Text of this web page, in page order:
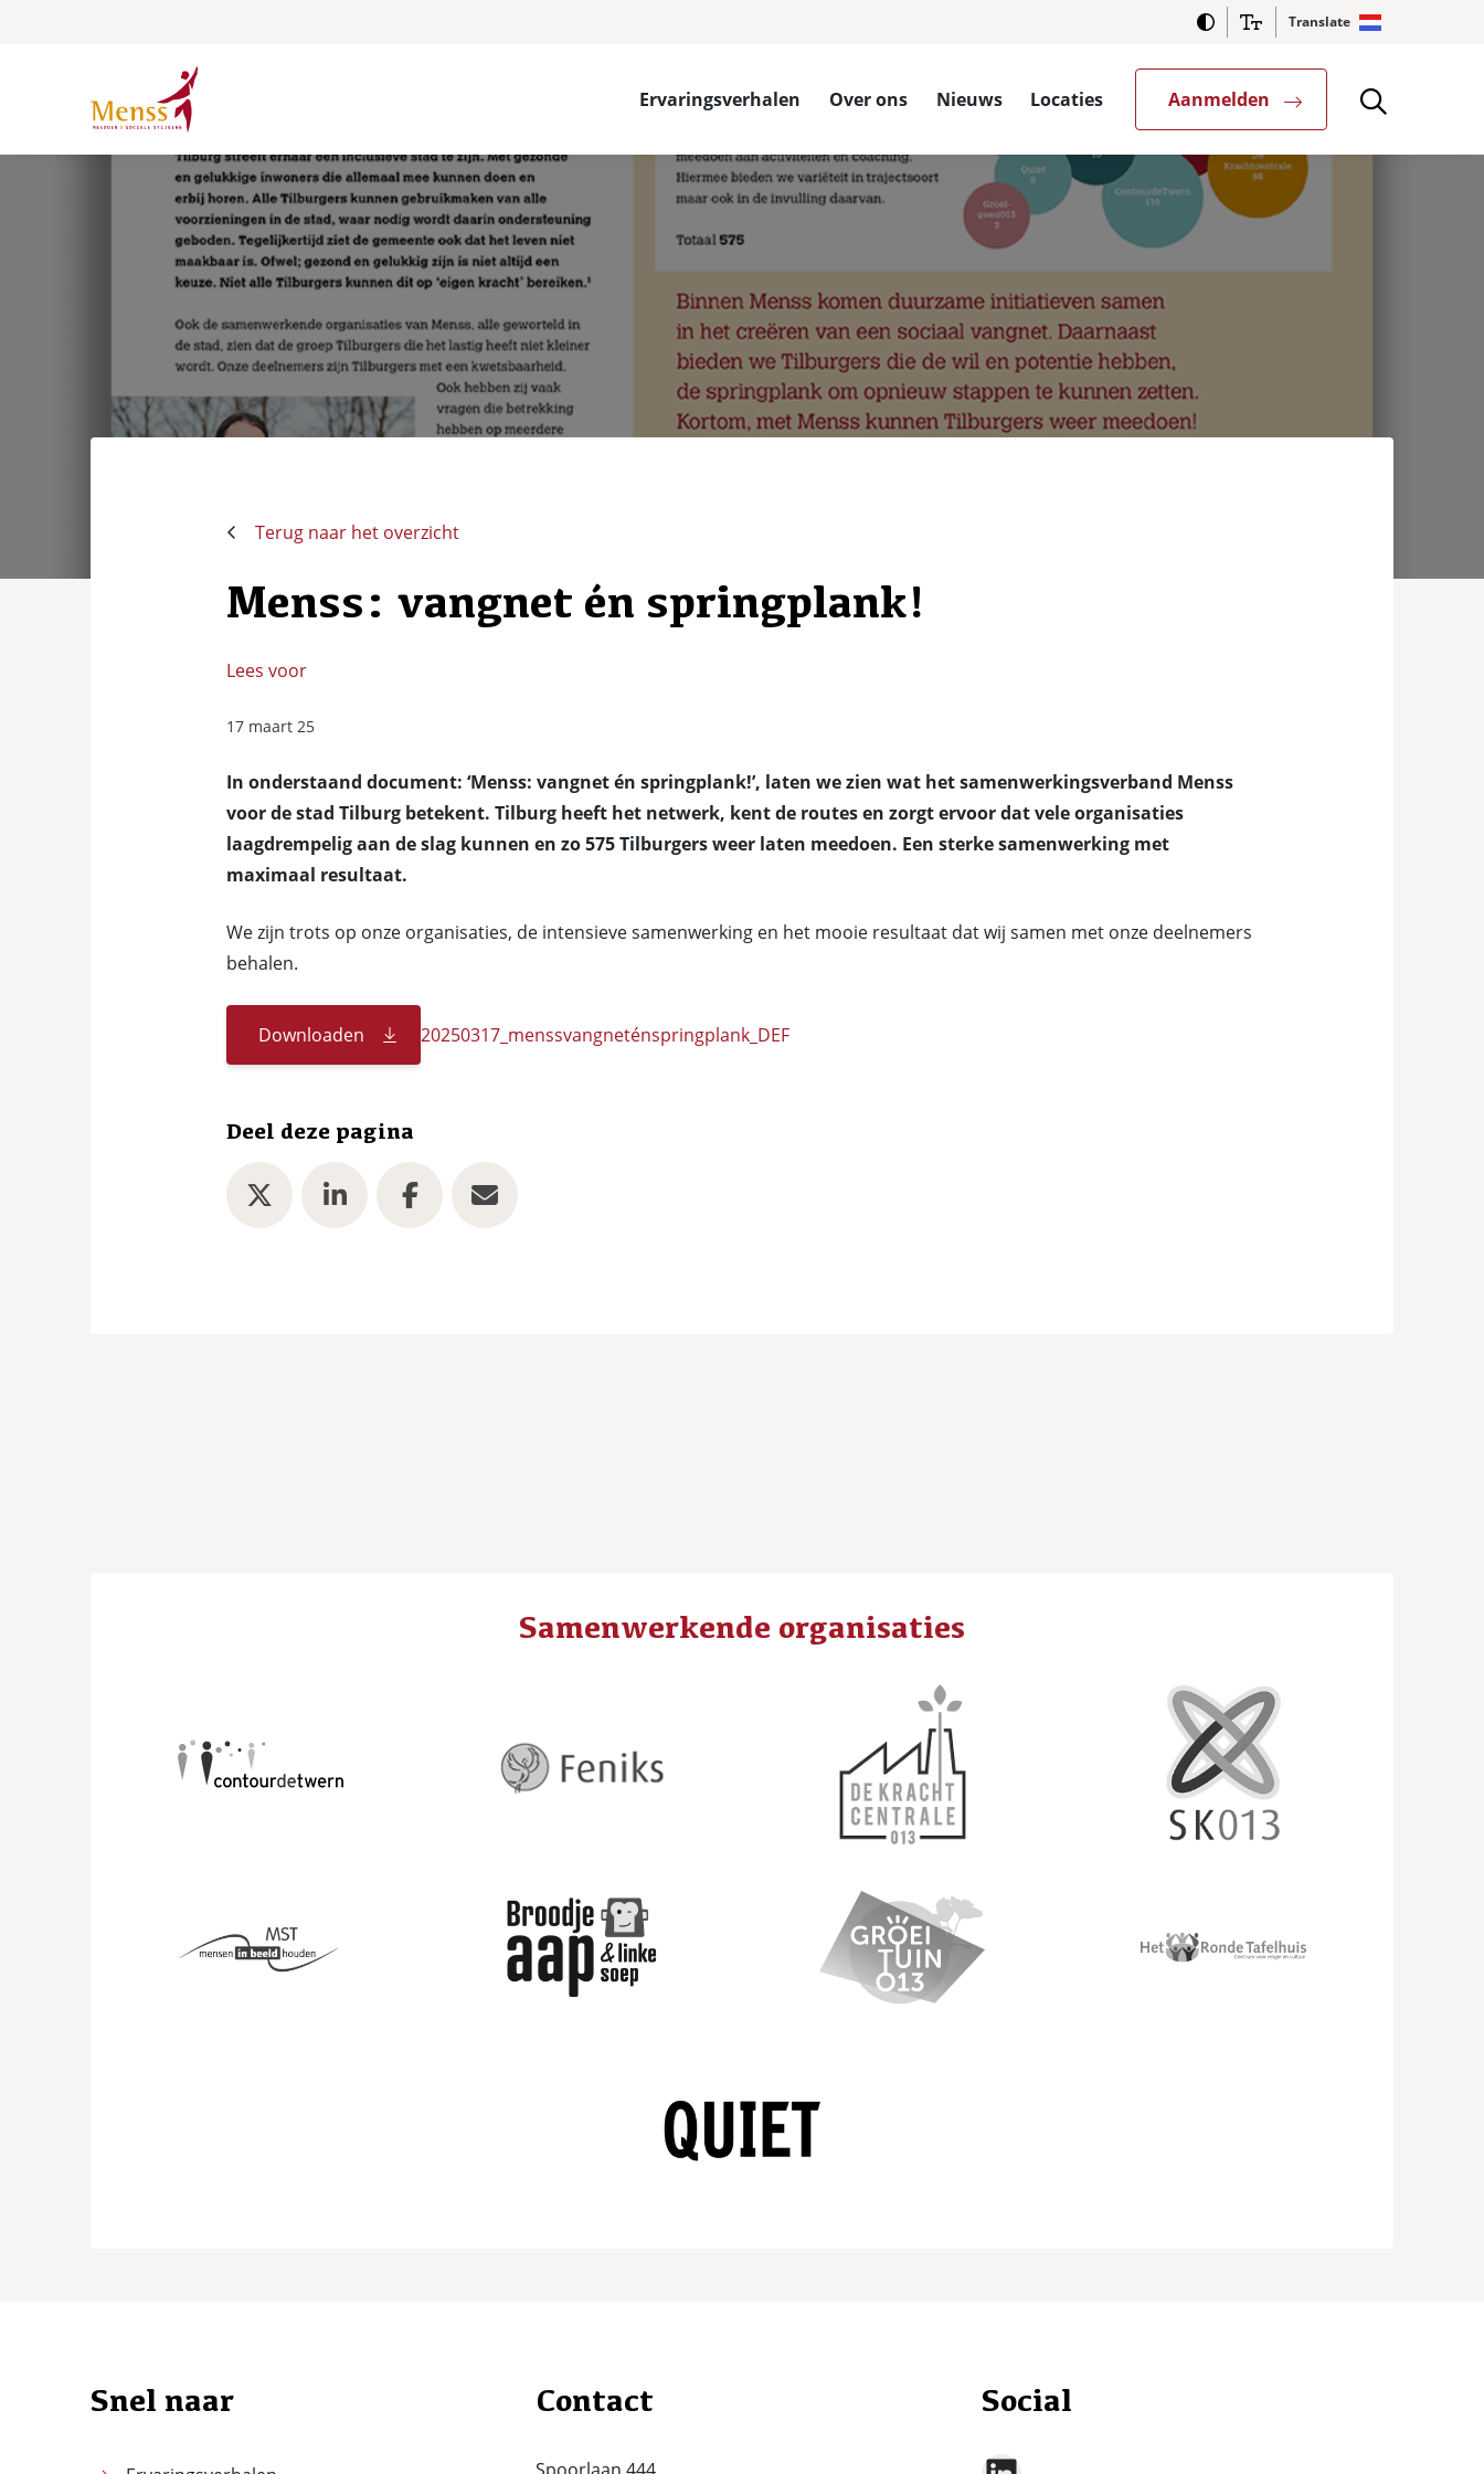
Translate
Ervaringsverhalen Over ons Nieuws Locaties Aanmelden
Terug naar het overzicht
Menss: vangnet én springplank!
Lees voor
17 maart 25
In onderstaand document: ‘Menss: vangnet én springplank!’, laten we zien wat het samenwerkingsverband Menss
voor de stad Tilburg betekent. Tilburg heeft het netwerk, kent de routes en zorgt ervoor dat vele organisaties
laagdrempelig aan de slag kunnen en zo 575 Tilburgers weer laten meedoen. Een sterke samenwerking met
maximaal resultaat.
We zijn trots op onze organisaties, de intensieve samenwerking en het mooie resultaat dat wij samen met onze deelnemers
behalen.
20250317_menssvangneténspringplank_DEF
Downloaden
Deel deze pagina
Samenwerkende organisaties
Snel naar Contact Social